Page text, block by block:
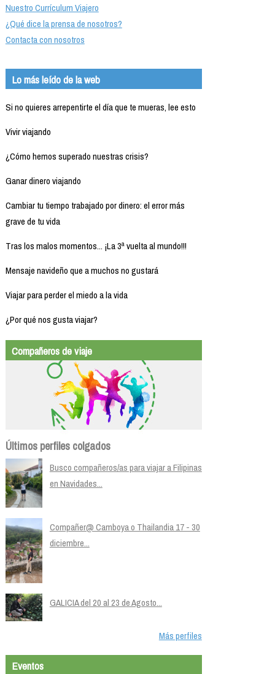
Nuestro Currículum Viajero
¿Qué dice la prensa de nosotros?
Contacta con nosotros
Lo más leído de la web
Si no quieres arrepentirte el día que te mueras, lee esto
Vivir viajando
¿Cómo hemos superado nuestras crisis?
Ganar dinero viajando
Cambiar tu tiempo trabajado por dinero: el error más
grave de tu vida
Tras los malos momentos... ¡La 3ª vuelta al mundo!!!
Mensaje navideño que a muchos no gustará
Viajar para perder el miedo a la vida
¿Por qué nos gusta viajar?
Compañeros de viaje
Últimos perfiles colgados
Busco compañeros/as para viajar a Filipinas
en Navidades...
Compañer@ Camboya o Thailandia 17 - 30
diciembre...
GALICIA del 20 al 23 de Agosto...
Más perfiles
Eventos